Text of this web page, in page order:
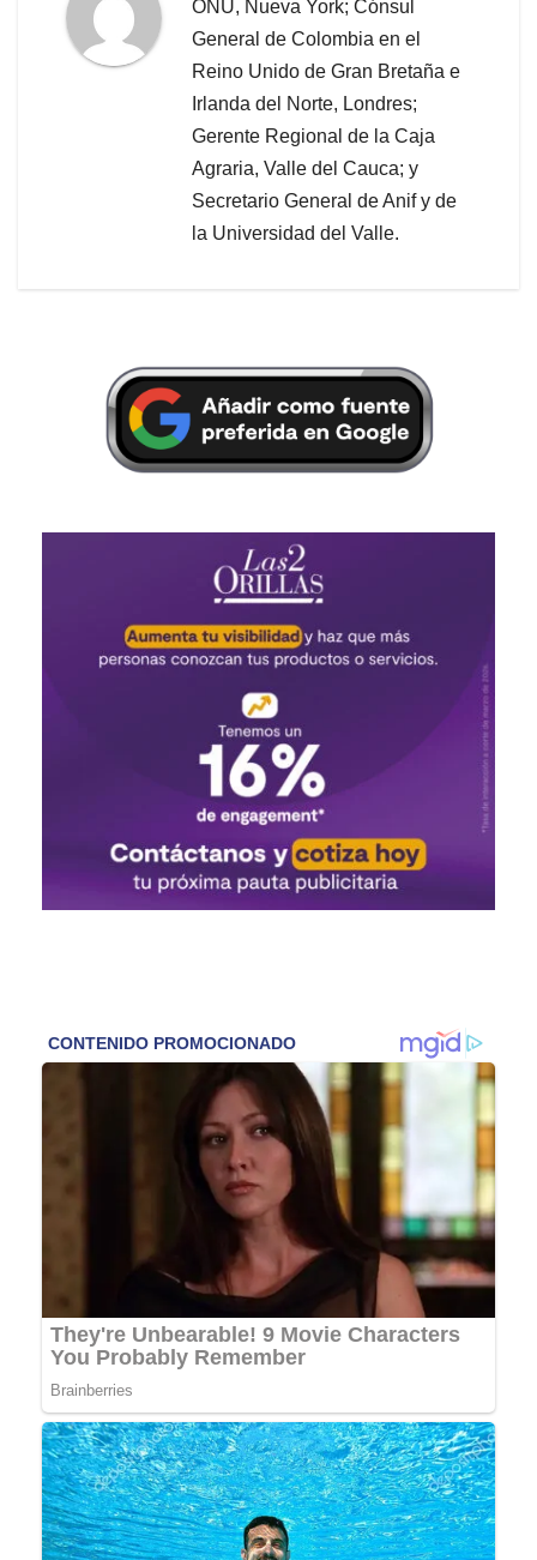
ONU, Nueva York; Cónsul
General de Colombia en el
Reino Unido de Gran Bretaña e
Irlanda del Norte, Londres;
Gerente Regional de la Caja
Agraria, Valle del Cauca; y
Secretario General de Anif y de
la Universidad del Valle.